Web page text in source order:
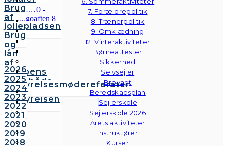
7. Forældrepolitik
8. Trænerpolitik
9. Omklædning
12. Vinteraktiviteter
Børneattester
Sikkerhed
Selvsejler
Brovagt
Beredskabsplan
Sejlerskole
Sejlerskole 2026
Årets aktiviteter
Instruktører
Kurser
Brug
af
jollepladsen
Brug
og
lån
af
klubbens
følgebåde
Vedtægter
Bestyrelsen
Bestyrelsesmødereferater
2026
2025
2024
2023
2022
2021
2020
2019
2018